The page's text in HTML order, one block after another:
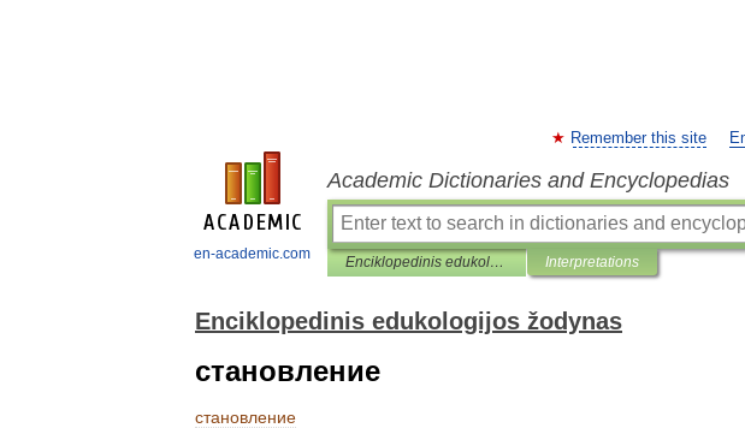
en-academic.com
Remember this site
Academic Dictionaries and Encyclopedias
Enciklopedinis edukologijos žodynas Interpretations
Enciklopedinis edukologijos žodynas
становление
становление